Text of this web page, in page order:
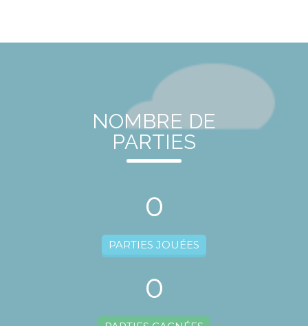
NOMBRE DE
PARTIES
0
PARTIES JOUÉES
0